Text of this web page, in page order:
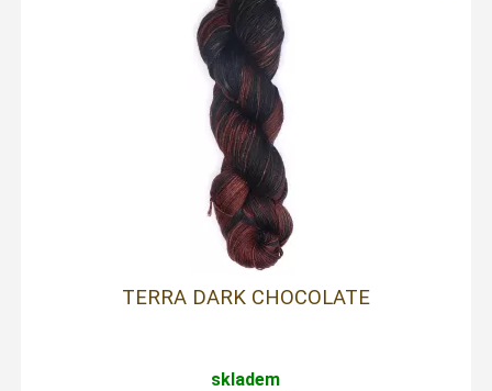
TERRA DARK CHOCOLATE
skladem